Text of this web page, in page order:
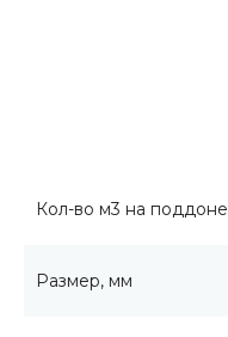
Кол-во м3 на поддоне
Размер, мм